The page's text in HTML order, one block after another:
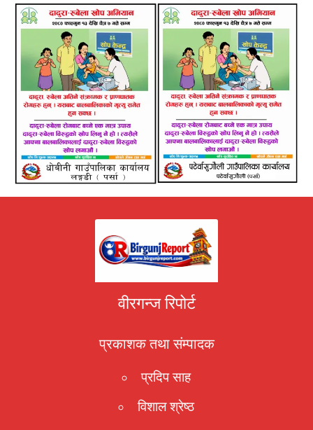
वीरगन्ज रिपोर्ट
प्रकाशक तथा संम्पादक
प्रदिप साह
विशाल श्रेष्ठ